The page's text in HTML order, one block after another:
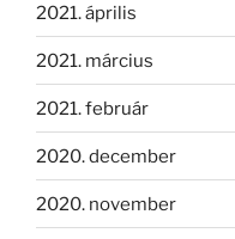
2021. április
2021. március
2021. február
2020. december
2020. november